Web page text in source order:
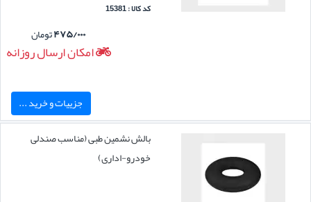
کد کالا : 15381
۴۷۵/۰۰۰تومان
امکان ارسال روزانه
جزییات و خرید ...
بالش نشمین طبی (مناسب صندلی
خودرو-اداری)